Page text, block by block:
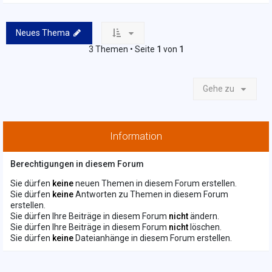
Neues Thema
3 Themen • Seite 1 von 1
Gehe zu
Information
Berechtigungen in diesem Forum
Sie dürfen keineneuen Themen in diesem Forum erstellen.
Sie dürfen keineAntworten zu Themen in diesem Forum
erstellen.
Sie dürfen Ihre Beiträge in diesem Forum nichtändern.
Sie dürfen Ihre Beiträge in diesem Forum nicht löschen.
Sie dürfen keine Dateianhänge in diesem Forum erstellen.